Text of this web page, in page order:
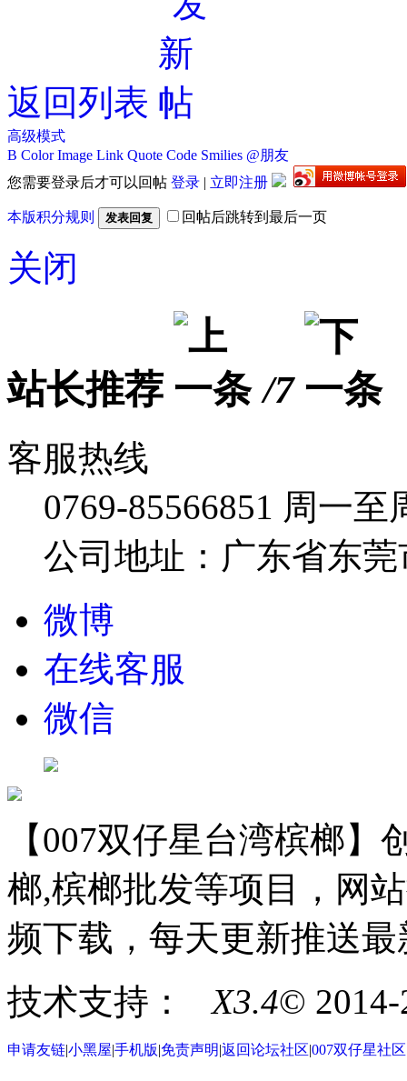
返回列表
高级模式
B Color Image Link Quote Code Smilies @朋友
您需要登录后才可以回帖 登录 | 立即注册
本版积分规则 发表回复 回帖后跳转到最后一页
关闭
站长推荐 /7
客服热线
0769-85566851 周一至
公司地址：广东省东
微博
在线客服
微信
【007双仔星台湾槟榔
榔,槟榔批发等项目，网
频下载，每天更新推送
技术支持：
X3.4©
申请友链|小黑屋|手机版|免责声明|返回论坛社区|007双仔星社